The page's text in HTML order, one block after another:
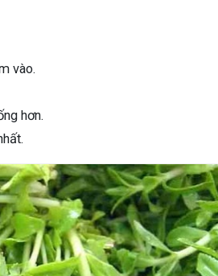
vào.
hơn.